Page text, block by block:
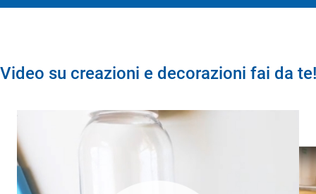
Video su creazioni e decorazioni fai da te!